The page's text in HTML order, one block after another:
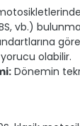
vb.)
olabilir.
Dönemin